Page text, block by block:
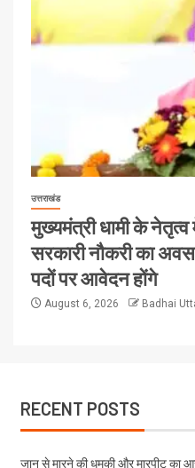
उत्तराखंड
मुख्यमंत्री धामी के
सरकारी नौकरी का
पदों पर आवेदन होंगे
August 6, 2026 Badhai
RECENT POSTS
जान से मारने की धमकी और मारपीट का